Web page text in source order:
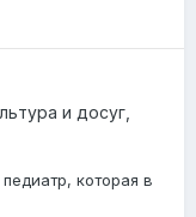
и досуг,
которая в